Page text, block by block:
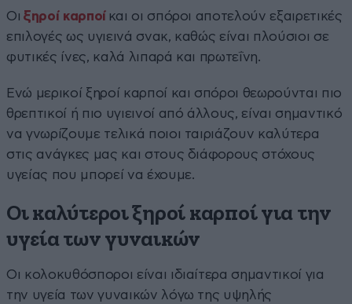
Οι ξηροί καρποίκαι οι σπόροι αποτελούν εξαιρετικές
επιλογές ως υγιεινά σνακ, καθώς είναι πλούσιοι σε
φυτικές ίνες, καλά λιπαρά και πρωτεΐνη.
Ενώ μερικοί ξηροί καρποί και σπόροι θεωρούνται πιο
θρεπτικοί ή πιο υγιεινοί από άλλους, είναι σημαντικό
να γνωρίζουμε τελικά ποιοι ταιριάζουν καλύτερα
στις ανάγκες μας και στους διάφορους στόχους
υγείας που μπορεί να έχουμε.
Οι καλύτεροι ξηροί καρποί για την
υγεία των γυναικών
Οι κολοκυθόσποροι είναι ιδιαίτερα σημαντικοί για
την υγεία των γυναικών λόγω της υψηλής